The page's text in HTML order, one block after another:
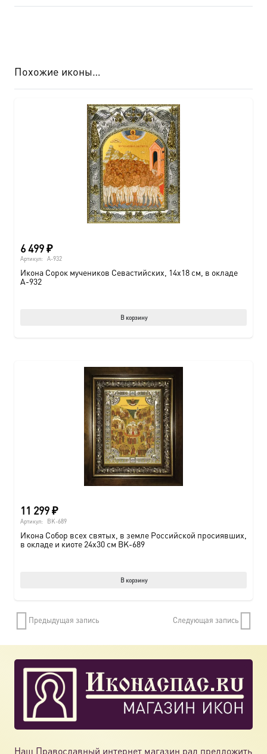
Похожие иконы…
6 499₽
Артикул: A-932
Икона Сорок мучеников Севастийских, 14х18 см, в окладе
A-932
В корзину
11 299₽
Артикул: BK-689
Икона Собор всех святых, в земле Российской просиявших,
в окладе и киоте 24х30 см BK-689
В корзину
Предыдущая запись Следующая запись
Наш Православный интернет магазин рад предложить